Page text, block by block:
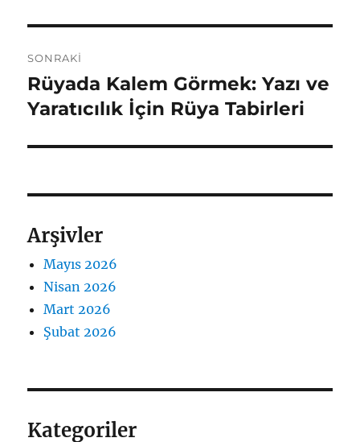
SONRAKI
Sonraki
yazı:
Rüyada Kalem Görmek: Yazı ve
Yaratıcılık İçin Rüya Tabirleri
Arşivler
Mayıs 2026
Nisan 2026
Mart 2026
Şubat 2026
Kategoriler